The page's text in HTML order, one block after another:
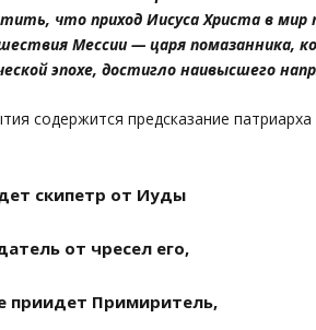
что приход Иисуса Христа в мир
Мессии — царя помазанника,
эпохе, достигло наивысшего
содержится предсказание
скипетр от Иуды
от чресел его,
приидет Примиритель,